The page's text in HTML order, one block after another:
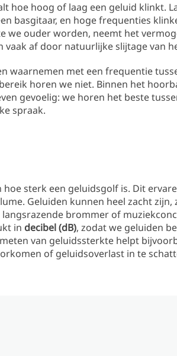
hoe hoog of laag een geluid klinkt.
basgitaar, en hoge frequenties
we ouder worden, neemt het
af door natuurlijke slijtage van
waarnemen met een frequentie
horen we niet. Binnen het
gevoelig: we horen het beste
spraak.
hoe sterk een geluidsgolf is. Dit
Geluiden kunnen heel zacht zijn,
langsrazende brommer of
in decibel (dB), zodat we geluiden
van geluidssterkte helpt
of geluidsoverlast in te